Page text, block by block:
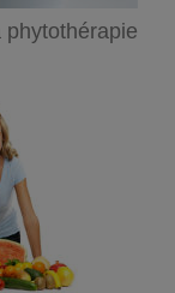
phytothérapie